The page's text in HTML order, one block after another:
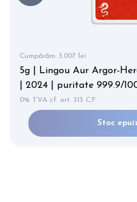
Cumpărăm: 3.007 lei
5g | Lingou Aur Argor-
| 2024 | puritate 999.9/
0% TVA cf. art. 313 C.F.
Stoc